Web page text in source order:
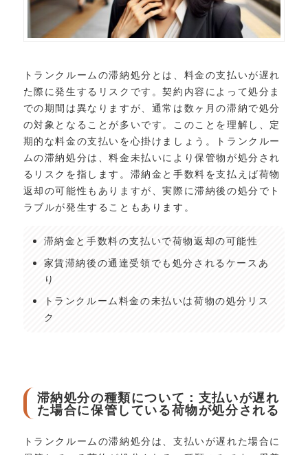
トランクルームの滞納処分とは、料金の支払いが遅れ
た際に発生するリスクです。契約内容によって処分ま
での期間は異なりますが、通常は数ヶ月の滞納で処分
の対象となることが多いです。このことを理解し、定
期的な料金の支払いを心掛けましょう。トランクルー
ムの滞納処分は、料金未払いにより保管物が処分され
るリスクを指します。滞納金と手数料を支払えば荷物
返却の可能性もありますが、実際に滞納後の処分でト
ラブルが発生することもあります。
滞納金と手数料の支払いで荷物返却の可能性
家賃滞納後の通達受領でも処分されるケースあ
り
トランクルーム料金の未払いは荷物の処分リス
ク
滞納処分の種類について：支払いが遅れ
た場合に保管している荷物が処分される
トランクルームの滞納処分は、支払いが遅れた場合に